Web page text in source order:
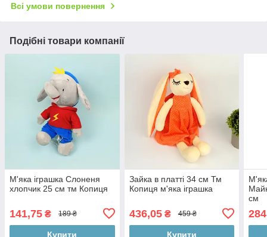
Всі умови повернення
Подібні товари компанії
М'яка іграшка Слоненя
хлопчик 25 см тм Копиця
141,75 ₴ 189 ₴
Купити
Зайка в платті 34 см Тм
Копиця м'яка іграшка
436,05₴ 459 ₴
Купити
см